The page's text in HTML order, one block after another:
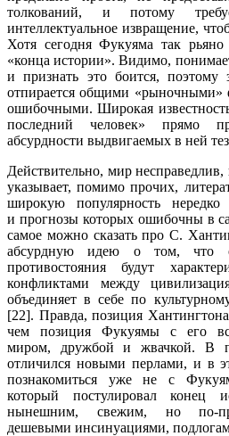
толкований, и потому
интеллектуальное извращение,
Хотя сегодня Фукуяма так
«конца истории». Видимо,
и признать это боится, поэтому
отпирается общими «рыночными»
ошибочными. Широкая
последний человек» прямо
абсурдности выдвигаемых в ней
Действительно, мир несправедлив,
указывает, помимо прочих,
широкую популярность
и прогнозы которых ошибочны в
самое можно сказать про С.
абсурдную идею о том, что
противостояния будут
конфликтами между
объединяет в себе по
[22]. Правда, позиция
чем позиция Фукуямы с его
миром, дружбой и жвачкой. В
отличился новыми перлами, и в
познакомиться уже не с
который постулировал
нынешним, свежим, но по-
дешевыми инсинуациями,